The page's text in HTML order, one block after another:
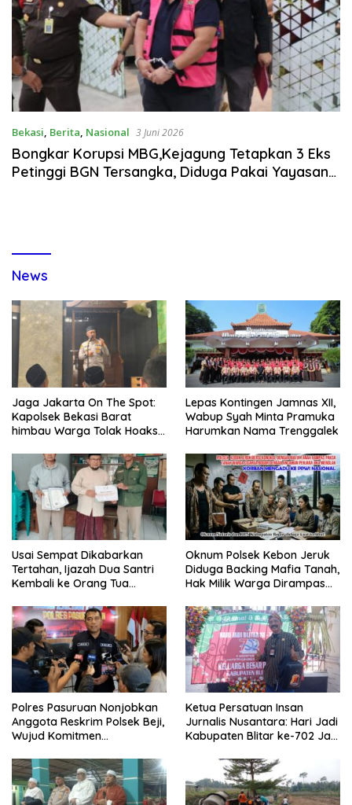
Bekasi, Berita, Nasional 3 Juni 2026
Bongkar Korupsi MBG,Kejagung Tetapkan 3 Eks
Petinggi BGN Tersangka, Diduga Pakai Yayasan
News
Jaga Jakarta On The Spot:
Kapolsek Bekasi Barat
himbau Warga Tolak Hoaks
Sholat Jumat
Lepas Kontingen Jamnas XII,
Wabup Syah Minta Pramuka
Harumkan Nama Trenggalek
Usai Sempat Dikabarkan
Tertahan, Ijazah Dua Santri
Kembali ke Orang Tua
Oknum Polsek Kebon Jeruk
Diduga Backing Mafia Tanah,
Hak Milik Warga Dirampas
Polres Pasuruan Nonjobkan
Anggota Reskrim Polsek Beji,
Wujud Komitmen
Dugaan Penganiayaan
Ketua Persatuan Insan
Jurnalis Nusantara: Hari Jadi
Kabupaten Blitar ke-702 Jadi
Pembangunan